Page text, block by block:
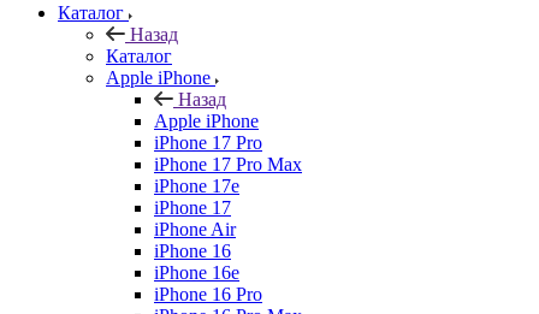
Каталог
Назад
Каталог
Apple iPhone
Назад
Apple iPhone
iPhone 17 Pro
iPhone 17 Pro Max
iPhone 17e
iPhone 17
iPhone Air
iPhone 16
iPhone 16e
iPhone 16 Pro